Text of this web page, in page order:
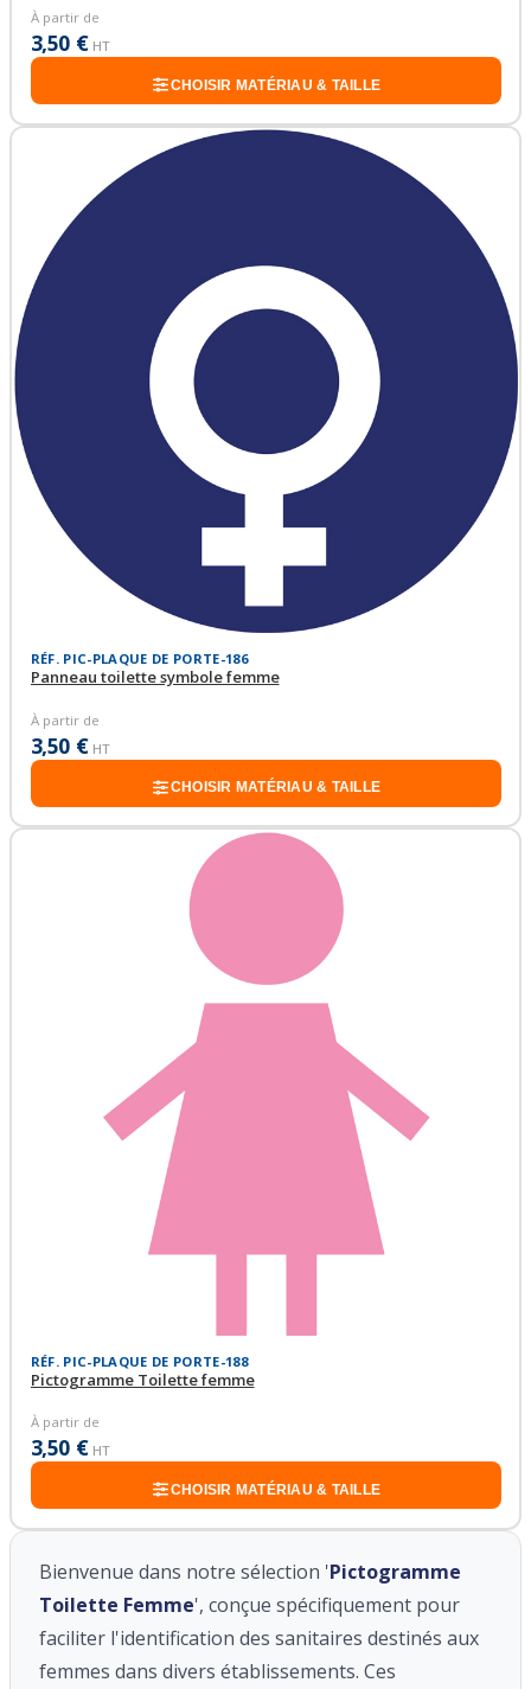
À partir de
3,50 € HT
CHOISIR MATÉRIAU & TAILLE
RÉF. PIC-PLAQUE DE PORTE-186
Panneau toilette symbole femme
À partir de
3,50 € HT
CHOISIR MATÉRIAU & TAILLE
RÉF. PIC-PLAQUE DE PORTE-188
Pictogramme Toilette femme
À partir de
3,50 € HT
CHOISIR MATÉRIAU & TAILLE
Bienvenue dans notre sélection 'Pictogramme
Toilette Femme', conçue spécifiquement pour
faciliter l'identification des sanitaires destinés aux
femmes dans divers établissements. Ces